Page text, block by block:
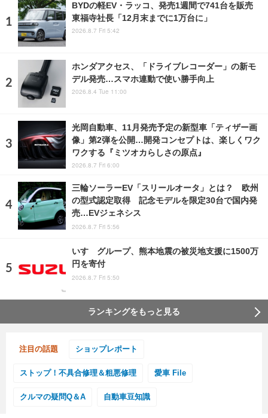
BYDの軽EV・ラッコ、発売1週間で741台を販売
東福寺社長「12月末までに1万台に」
2026.8.7 Fri 5:42
ホンダアクセス、「ドライブレコーダー」の新モ
デル発売…スマホ連動で使い勝手向上
2026.8.4 Tue 11:00
光岡自動車、11月発売予定の新型車「ティザー画
像」第2弾を公開…開発コンセプトは、楽しくワク
ワクする『ミツオカらしさの原点』
2026.8.7 Fri 6:00
三輪ソーラーEV「スリールオータ」とは？ 欧州
の型式認定取得 記念モデルを限定30台で国内発
売…EVジェネシス
2026.8.7 Fri 5:56
いすゞグループ、熊本地震の被災地支援に1500万
円を寄付
2026.8.7 Fri 5:50
ランキングをもっと見る
注目の話題 ショップレポート
ストップ！不具合修理＆粗悪修理 愛車 File
クルマの疑問Q＆A 自動車豆知識